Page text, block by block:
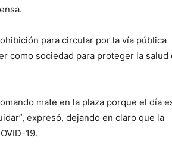
para circular por la vía pública
como sociedad para proteger la salud
mate en la plaza porque el día
expresó, dejando en claro que la
19.